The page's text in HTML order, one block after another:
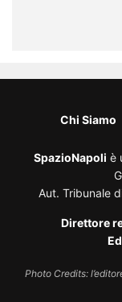
Chi Siamo
SpazioNapoli è
Aut. Tribunale
Direttore
Photo Credits: